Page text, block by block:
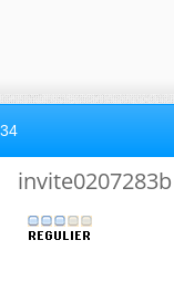
invite0207283b